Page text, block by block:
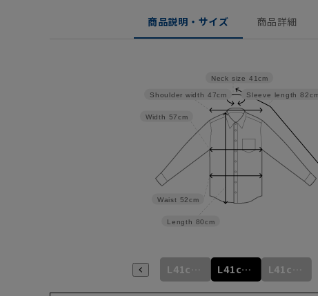
商品説明・サイズ 商品詳細
Sleeve length
Neck size 41cm
Length 80cm
Waist 52cm
Width 57cm
Shoulder width 47cm
L41cm/78cm L41cm/80cm L41cm/82cm L41cm/84cm